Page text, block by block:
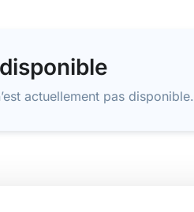
actuellement pas disponible.